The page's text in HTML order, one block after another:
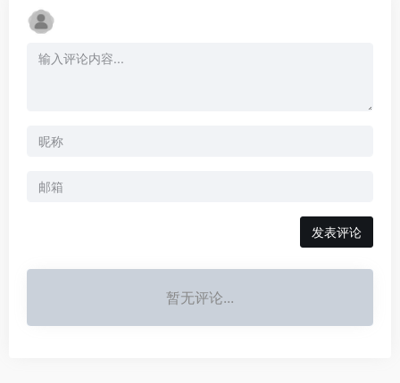
发表评论
暂无评论...